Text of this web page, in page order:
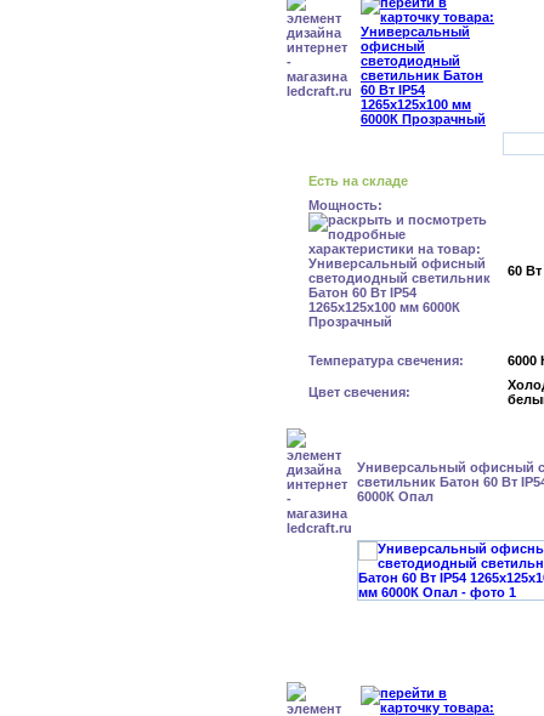
Есть на складе
Мощность:
60 Вт
Температура свечения: 6000
Цвет свечения:
Универсальный офисный
светильник Батон 60 Вт
6000К Опал